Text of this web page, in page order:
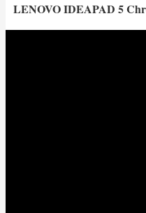
LENOVO IDEAPAD 5